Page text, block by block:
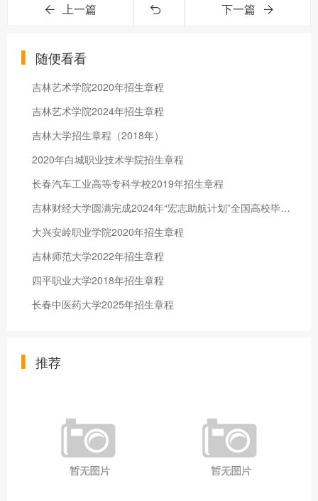
上一篇 下一篇
随便看看
吉林艺术学院2020年招生章程
吉林艺术学院2024年招生章程
吉林大学招生章程（2018年）
2020年白城职业技术学院招生章程
长春汽车工业高等专科学校2019年招生章程
吉林财经大学圆满完成2024年“宏志助航计划”全国高校毕业生就业能力培训工作
大兴安岭职业学院2020年招生章程
吉林师范大学2022年招生章程
四平职业大学2018年招生章程
长春中医药大学2025年招生章程
推荐